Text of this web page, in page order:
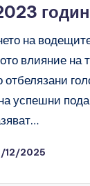
на
влияние на
отбелязани
успешни
12/2025